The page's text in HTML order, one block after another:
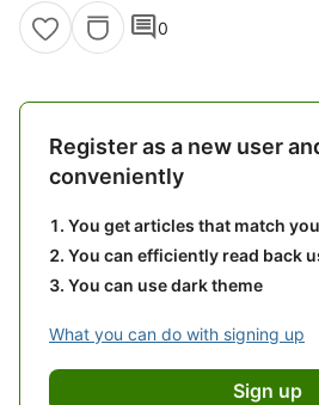
comment0
Register as a new user
conveniently
You get articles that match
You can efficiently read back
You can use dark theme
What you can do with signing up
Sign up